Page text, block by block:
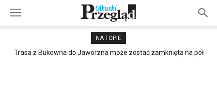
NA TOPIE
Trasa z Bukowna do Jaworzna może zostać zamknięta na pół